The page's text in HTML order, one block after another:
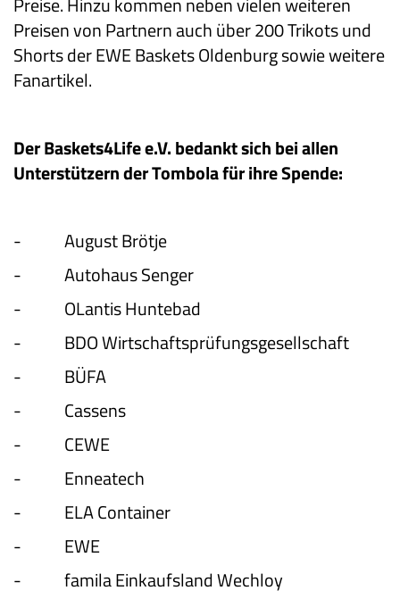
Preisen von Partnern auch über 200 Trikots und
Shorts der EWE Baskets Oldenburg sowie weitere
Fanartikel.
Der Baskets4Life e.V. bedankt sich bei allen
Unterstützern der Tombola für ihre Spende:
-
August Brötje
-
Autohaus Senger
-
OLantis Huntebad
-
BDO Wirtschaftsprüfungsgesellschaft
-
BÜFA
-
Cassens
-
CEWE
-
Enneatech
-
ELA Container
-
EWE
-
famila Einkaufsland Wechloy